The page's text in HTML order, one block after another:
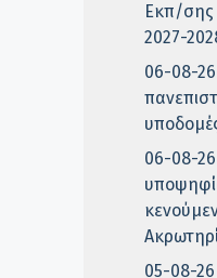
Εκπ/σης
2027-
06-08-
06-08-
05-08-